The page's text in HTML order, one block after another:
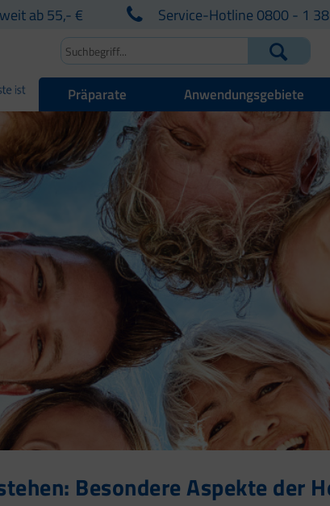
ab 55,- € Service-Hotline 0800 - 1
Präparate Anwendungsgebiete
Besondere Aspekte der